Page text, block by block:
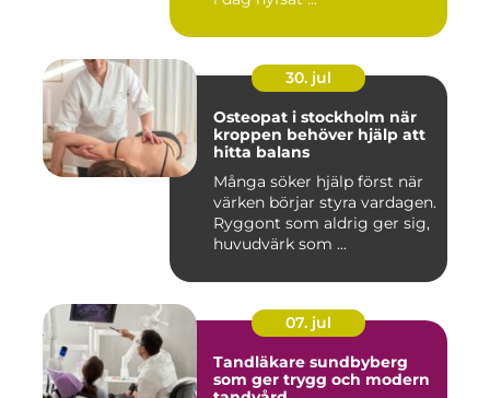
30. jul
Osteopat i stockholm när
kroppen behöver hjälp att
hitta balans
Många söker hjälp först när
värken börjar styra vardagen.
Ryggont som aldrig ger sig,
huvudvärk som ...
07. jul
Tandläkare sundbyberg
som ger trygg och modern